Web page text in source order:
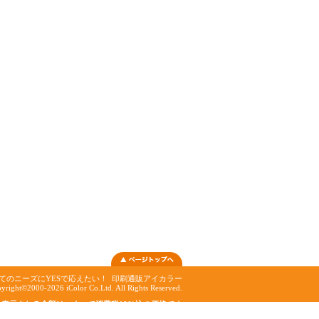
のニーズにYESで応えたい！ 印刷通販アイカラー
2026 iColor Co.Ltd. All Rights Reserved.
表示される金額は、すべて消費税10%込の価格です